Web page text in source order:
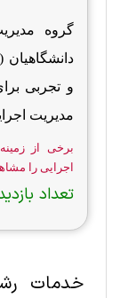
گروه
و تجربی
مدیریت
برخی از
اجرایی را
تعداد
خدمات